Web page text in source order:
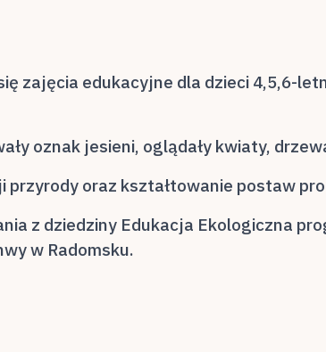
zajęcia edukacyjne dla dzieci 4,5,6-
oznak jesieni, oglądały kwiaty,
przyrody oraz kształtowanie postaw
z dziedziny Edukacja Ekologiczna
w Radomsku.